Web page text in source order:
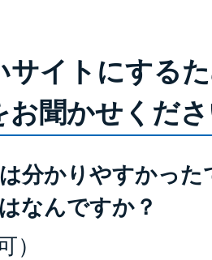
サイトにする
お聞かせくだ
分かりやすかっ
なんですか？
）